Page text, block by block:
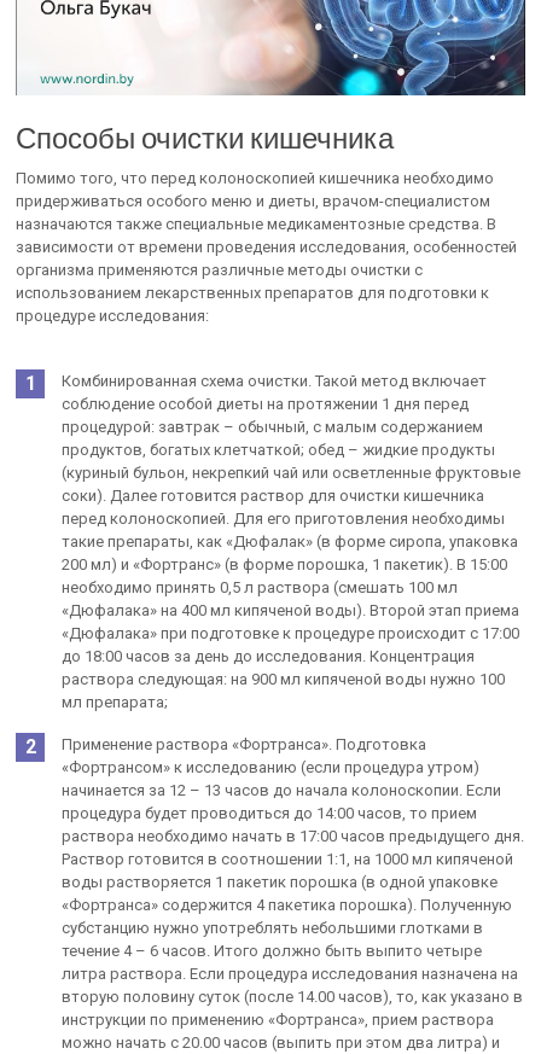
Способы очистки кишечника
Помимо того, что перед колоноскопией кишечника необходимо
придерживаться особого меню и диеты, врачом-специалистом
назначаются также специальные медикаментозные средства. В
зависимости от времени проведения исследования, особенностей
организма применяются различные методы очистки с
использованием лекарственных препаратов для подготовки к
процедуре исследования:
Комбинированная схема очистки. Такой метод включает
соблюдение особой диеты на протяжении 1 дня перед
процедурой: завтрак – обычный, с малым содержанием
продуктов, богатых клетчаткой; обед – жидкие продукты
(куриный бульон, некрепкий чай или осветленные фруктовые
соки). Далее готовится раствор для очистки кишечника
перед колоноскопией. Для его приготовления необходимы
такие препараты, как «Дюфалак» (в форме сиропа, упаковка
200 мл) и «Фортранс» (в форме порошка, 1 пакетик). В 15:00
необходимо принять 0,5 л раствора (смешать 100 мл
«Дюфалака» на 400 мл кипяченой воды). Второй этап приема
«Дюфалака» при подготовке к процедуре происходит с 17:00
до 18:00 часов за день до исследования. Концентрация
раствора следующая: на 900 мл кипяченой воды нужно 100
мл препарата;
Применение раствора «Фортранса». Подготовка
«Фортрансом» к исследованию (если процедура утром)
начинается за 12 – 13 часов до начала колоноскопии. Если
процедура будет проводиться до 14:00 часов, то прием
раствора необходимо начать в 17:00 часов предыдущего дня.
Раствор готовится в соотношении 1:1, на 1000 мл кипяченой
воды растворяется 1 пакетик порошка (в одной упаковке
«Фортранса» содержится 4 пакетика порошка). Полученную
субстанцию нужно употреблять небольшими глотками в
течение 4 – 6 часов. Итого должно быть выпито четыре
литра раствора. Если процедура исследования назначена на
вторую половину суток (после 14.00 часов), то, как указано в
инструкции по применению «Фортранса», прием раствора
можно начать с 20.00 часов (выпить при этом два литра) и